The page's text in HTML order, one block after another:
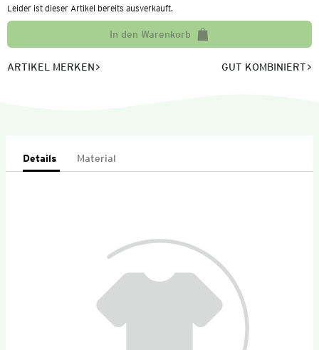
Leider ist dieser Artikel bereits ausverkauft.
In den Warenkorb
ARTIKEL MERKEN GUT KOMBINIERT
Details Material